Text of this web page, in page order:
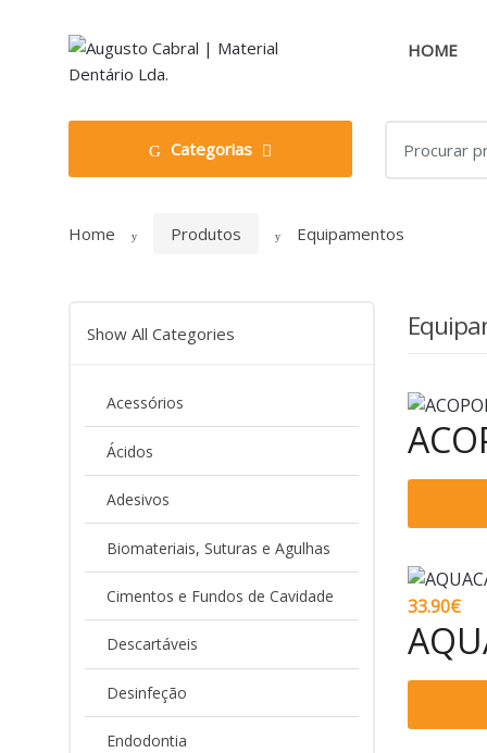
navigation
HOME
Categorias
for:
Home Produtos Equipamentos
33.90€
Show All Categories
Acessórios
Ácidos
Adesivos
Biomateriais, Suturas e Agulhas
Cimentos e Fundos de Cavidade
Descartáveis
Desinfeção
Endodontia